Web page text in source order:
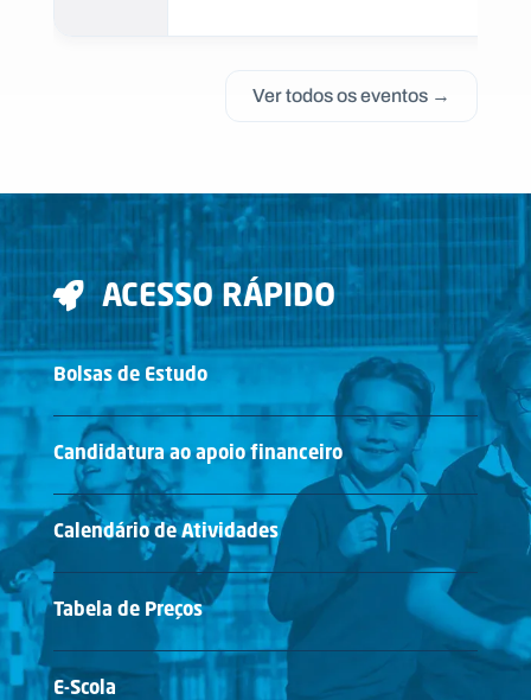
Ver todos os eventos →
ACESSO RÁPIDO
Bolsas de Estudo
Candidatura ao apoio financeiro
Calendário de Atividades
Tabela de Preços
E-Scola